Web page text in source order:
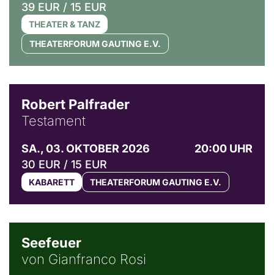
39 EUR / 15 EUR
THEATER & TANZ
THEATERFORUM GAUTING E.V.
Robert Palfrader
Testament
SA., 03. OKTOBER 2026
20:00 UHR
30 EUR / 15 EUR
KABARETT THEATERFORUM GAUTING E.V.
Seefeuer
von Gianfranco Rosi